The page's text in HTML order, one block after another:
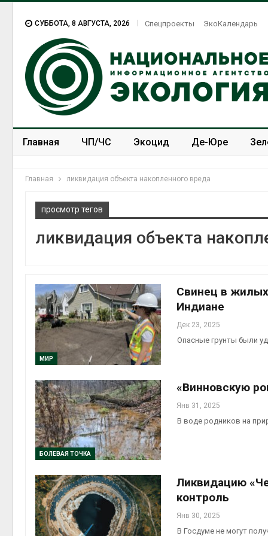
СУББОТА, 8 АВГУСТА, 2026 Спецпроекты ЭкоКалендарь
Главная ЧП/ЧС Экоцид Де-Юре
Главная ликвидация объекта накопленного вреда
просмотр тегов
ликвидация объекта
МИР
Свинец в жилых
Индиане
Дек 23, 2025
Опасные грунты были
БОЛЕВАЯ ТОЧКА
«Винновскую
Янв 31, 2025
В воде родников на
Ликвидацию
контроль
Янв 30, 2025
В Госдуме не могут
Тайфун, засуха и
сразу несколько
Авг 7, 2026
Солнечные панели
каналами позволяют
вырабатывать
экономить воду
Дождевая вода с
может помочь
Авг 7, 2026
объектов и уборку
контейнерных площадок
Авг 7, 2026
Панамский канал